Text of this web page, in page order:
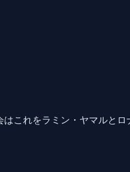
これをラミン・ヤマルと